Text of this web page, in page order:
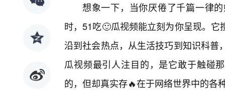
想象一下，当你厌倦了千篇一律
时，51吃🙂瓜视频能立刻为你呈现。
沿到社会热点，从生活技巧到知识科
瓜视频最引人注目的，是它敢于触碰
的，但却真实存🔥在于网络世界中的各